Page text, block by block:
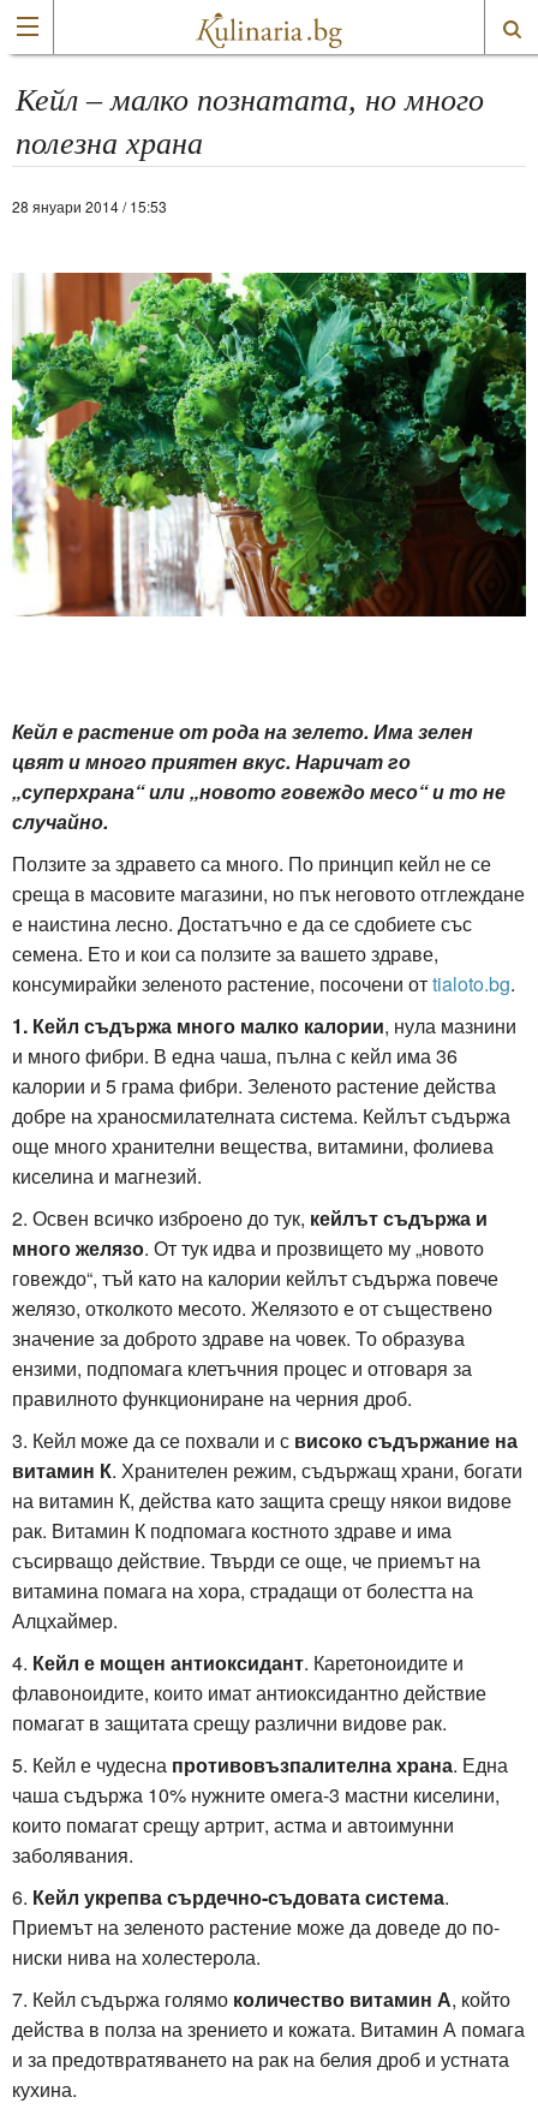
Кейл – малко познатата, но много
полезна храна
28 януари 2014 / 15:53
Кейл е растение от рода на зелето. Има зелен
цвят и много приятен вкус. Наричат го
„суперхрана“ или „новото говеждо месо“ и то не
случайно.
Ползите за здравето са много. По принцип кейл не се
среща в масовите магазини, но пък неговото отглеждане
е наистина лесно. Достатъчно е да се сдобиете със
семена. Ето и кои са ползите за вашето здраве,
консумирайки зеленото растение, посочени отtialoto.bg.
1. Кейл съдържа много малко калории, нула мазнини
и много фибри. В една чаша, пълна с кейл има 36
калории и 5 грама фибри. Зеленото растение действа
добре на храносмилателната система. Кейлът съдържа
още много хранителни вещества, витамини, фолиева
киселина и магнезий.
2. Освен всичко изброено до тук, кейлът съдържа и
много желязо. От тук идва и прозвището му „новото
говеждо“, тъй като на калории кейлът съдържа повече
желязо, отколкото месото. Желязото е от съществено
значение за доброто здраве на човек. То образува
ензими, подпомага клетъчния процес и отговаря за
правилното функциониране на черния дроб.
3. Кейл може да се похвали и с високо съдържание на
витамин К. Хранителен режим, съдържащ храни, богати
на витамин К, действа като защита срещу някои видове
рак. Витамин К подпомага костното здраве и има
съсирващо действие. Твърди се още, че приемът на
витамина помага на хора, страдащи от болестта на
Алцхаймер.
4. Кейл е мощен антиоксидант. Каретоноидите и
флавоноидите, които имат антиоксидантно действие
помагат в защитата срещу различни видове рак.
5. Кейл е чудесна противовъзпалителна храна. Една
чаша съдържа 10% нужните омега-3 мастни киселини,
които помагат срещу артрит, астма и автоимунни
заболявания.
6. Кейл укрепва сърдечно-съдовата система.
Приемът на зеленото растение може да доведе до по-
ниски нива на холестерола.
7. Кейл съдържа голямо количество витамин А, който
действа в полза на зрението и кожата. Витамин А помага
и за предотвратяването на рак на белия дроб и устната
кухина.